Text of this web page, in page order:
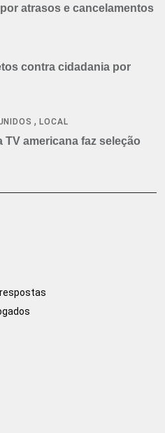
atrasos e cancelamentos
contra cidadania por
,LOCAL
americana faz seleção